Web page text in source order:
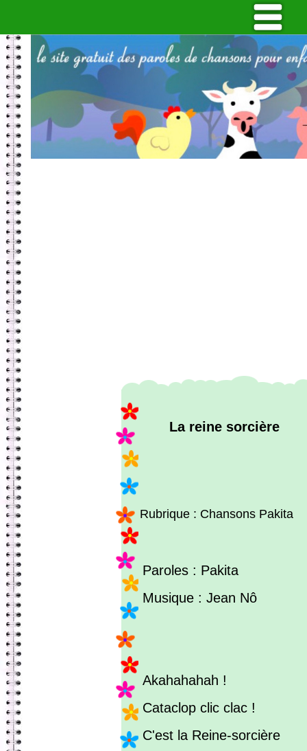
La reine sorcière
Rubrique : Chansons Pakita
Paroles : Pakita
Musique : Jean Nô
Akahahahah !
Cataclop clic clac !
C'est la Reine-sorcière